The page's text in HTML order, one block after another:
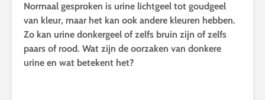
Normaal gesproken is urine lichtgeel tot goudgeel
van kleur, maar het kan ook andere kleuren hebben.
Zo kan urine donkergeel of zelfs bruin zijn of zelfs
paars of rood. Wat zijn de oorzaken van donkere
urine en wat betekent het?